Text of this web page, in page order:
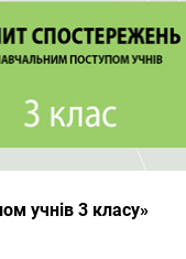
учнів 3 класу»